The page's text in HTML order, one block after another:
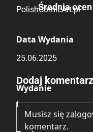
PolishComicArt.pl
Data Wydania
25.06.2025
Wydanie
I
Średnia ocen
Brak opinii.
Dodaj komentarz
Musisz się
komentarz.